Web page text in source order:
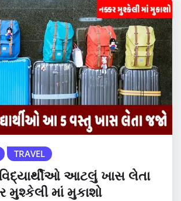
TRAVEL
આટલું ખાસ લેતા
મુશ્કેલી માં મુકાશો